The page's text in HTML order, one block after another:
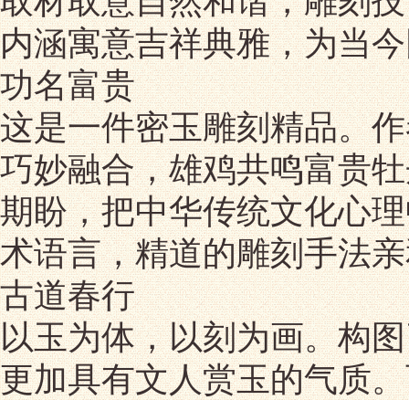
内涵寓意吉祥典雅，为当
功名富贵
这是一件密玉雕刻精品。
巧妙融合，雄鸡共鸣富贵
期盼，把中华传统文化心
术语言，精道的雕刻手法
古道春行
以玉为体，以刻为画。构
更加具有文人赏玉的气质